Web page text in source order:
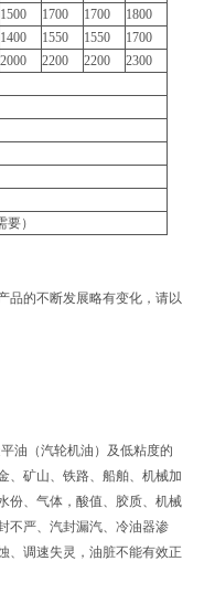
1500 1700 1700
1800
1400 1550 1550
1700
2000 2200 2200 2300
）
品的不断发展略有变化，请以
油（汽轮机油）及低粘度的
、矿山、铁路、船舶、机械加
份、气体，酸值、胶质、机械
不严、汽封漏汽、冷油器渗
、调速失灵，油脏不能有效正